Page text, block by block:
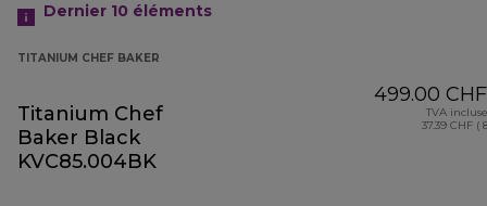
Dernier 10 éléments
TITANIUM CHEF BAKER
Titanium Chef
Baker Black
KVC85.004BK
499.00 CHF
TVA
37.39 CHF (